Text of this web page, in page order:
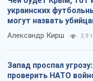
украинских
могут назвать
Александр Кирш 3,9 т.
Запад проспал
проверить НАТО